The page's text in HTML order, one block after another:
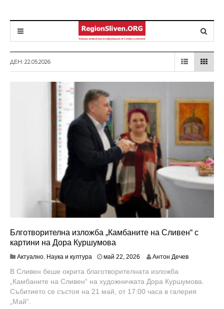
ДЕН: 22.05.2026
Блготворителна изложба „Камбаните на Сливен“ с
картини на Дора Куршумова
Актуално, Наука и култура май 22, 2026
й
2
2
Антон Дечев
В Сливен беше окрита благотворителната изложба
„Камбаните на Сливен“ на художничката Дора Куршумова.
Събитието се състоя на 21 май, от 17:00 часа в галерия
„Май“.